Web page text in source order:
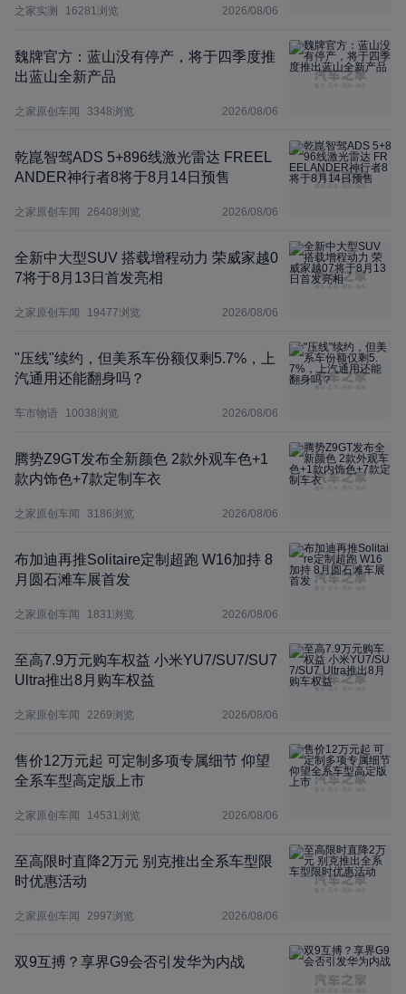
之家实测 16281浏览 2026/08/06
魏牌官方：蓝山没有停产，将于四季度推
出蓝山全新产品
之家原创车闻 3348浏览 2026/08/06
乾崑智驾ADS 5+896线激光雷达 FREEL
ANDER神行者8将于8月14日预售
之家原创车闻 26408浏览 2026/08/06
全新中大型SUV 搭载增程动力 荣威家越0
7将于8月13日首发亮相
之家原创车闻 19477浏览 2026/08/06
"压线"续约，但美系车份额仅剩5.7%，上
汽通用还能翻身吗？
车市物语 10038浏览 2026/08/06
腾势Z9GT发布全新颜色 2款外观车色+1
款内饰色+7款定制车衣
之家原创车闻 3186浏览 2026/08/06
布加迪再推Solitaire定制超跑 W16加持 8
月圆石滩车展首发
之家原创车闻 1831浏览 2026/08/06
至高7.9万元购车权益 小米YU7/SU7/SU7
Ultra推出8月购车权益
之家原创车闻 2269浏览 2026/08/06
售价12万元起 可定制多项专属细节 仰望
全系车型高定版上市
之家原创车闻 14531浏览 2026/08/06
至高限时直降2万元 别克推出全系车型限
时优惠活动
之家原创车闻 2997浏览 2026/08/06
双9互搏？享界G9会否引发华为内战